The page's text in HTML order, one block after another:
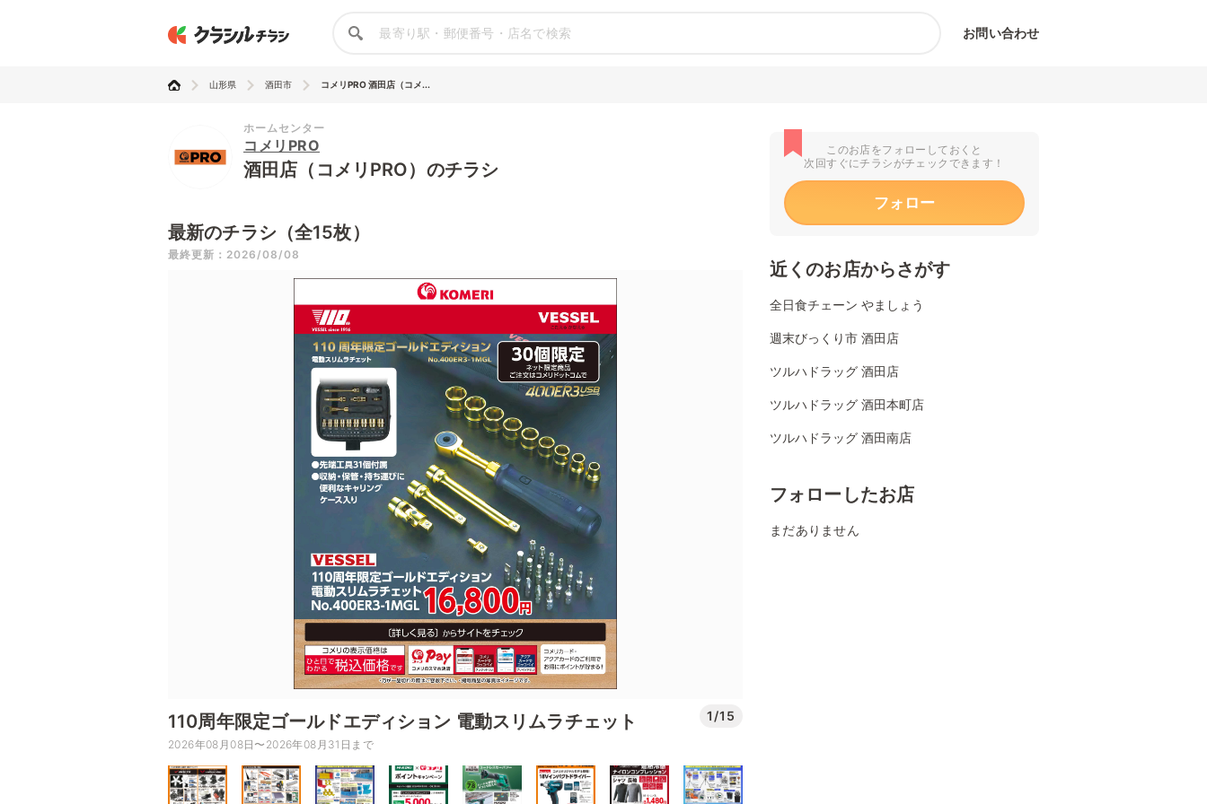
お問い合わせ
山形県 酒田市 コメリPRO 酒田店（コメ...
ホームセンター
コメリPRO
酒田店（コメリPRO）のチラシ
最新のチラシ（全15枚）
最終更新：2026/08/08
110周年限定ゴールドエディション 電動スリムラチェット 1/15
2026年08月08日〜2026年08月31日まで
このお店をフォローしておくと
次回すぐにチラシがチェックできます！
フォロー
近くのお店からさがす
全日食チェーン やましょう
週末びっくり市 酒田店
ツルハドラッグ 酒田店
ツルハドラッグ 酒田本町店
ツルハドラッグ 酒田南店
フォローしたお店
まだありません